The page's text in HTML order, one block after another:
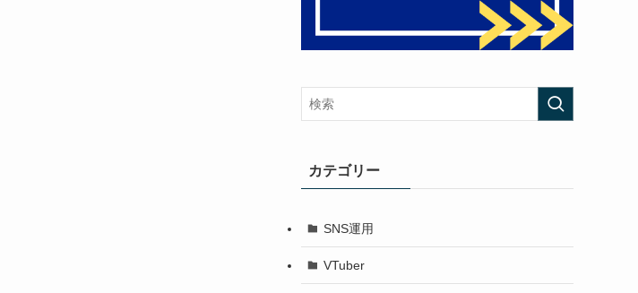
カテゴリー
SNS運用
VTuber